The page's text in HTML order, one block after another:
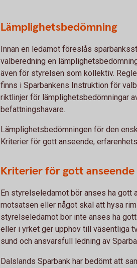
Lämplighetsbedömning
Innan en ledamot föreslås
valberedning en
även för styrelsen som kollektiv.
finns i Sparbankens Instruktion för
riktlinjer för lämplighetsbedömningar
befattningshavare.
Lämplighetsbedömningen för den
Kriterier för gott anseende,
Kriterier för gott anseende
En styrelseledamot bör anses ha gott
motsatsen eller något skäl att hysa
styrelseledamot bör inte anses ha
eller i yrket ger upphov till väsentliga
sund och ansvarsfull ledning av
Dalslands Sparbank har bedömt att